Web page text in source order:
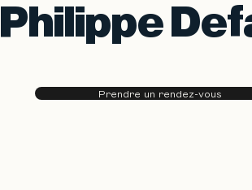
Philippe
Prendre un rendez-vous